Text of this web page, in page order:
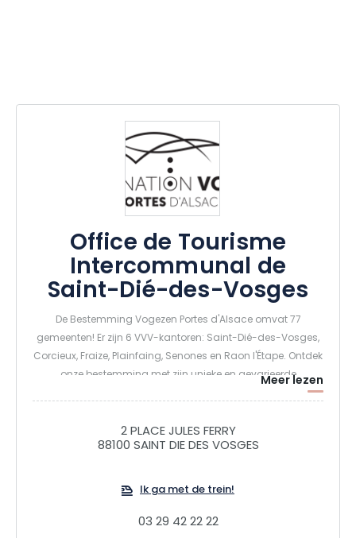
Office de Tourisme
Intercommunal de
Saint-Dié-des-Vosges
De Bestemming Vogezen Portes d'Alsace omvat 77
gemeenten! Er zijn 6 VVV-kantoren: Saint-Dié-des-Vosges,
Corcieux, Fraize, Plainfaing, Senones en Raon l'Étape. Ontdek
onze bestemming met zijn unieke en gevarieerde
knowhow kennen, proef onze traditionele lekkernijen... De
Vogezen Portes d'Alsace ontdekken is een bron van
naar betekenis, een concentraat van natuur en vooral een
Meer lezen
2 PLACE JULES FERRY
88100 SAINT DIE DES VOSGES
Ik ga met de trein!
03 29 42 22 22